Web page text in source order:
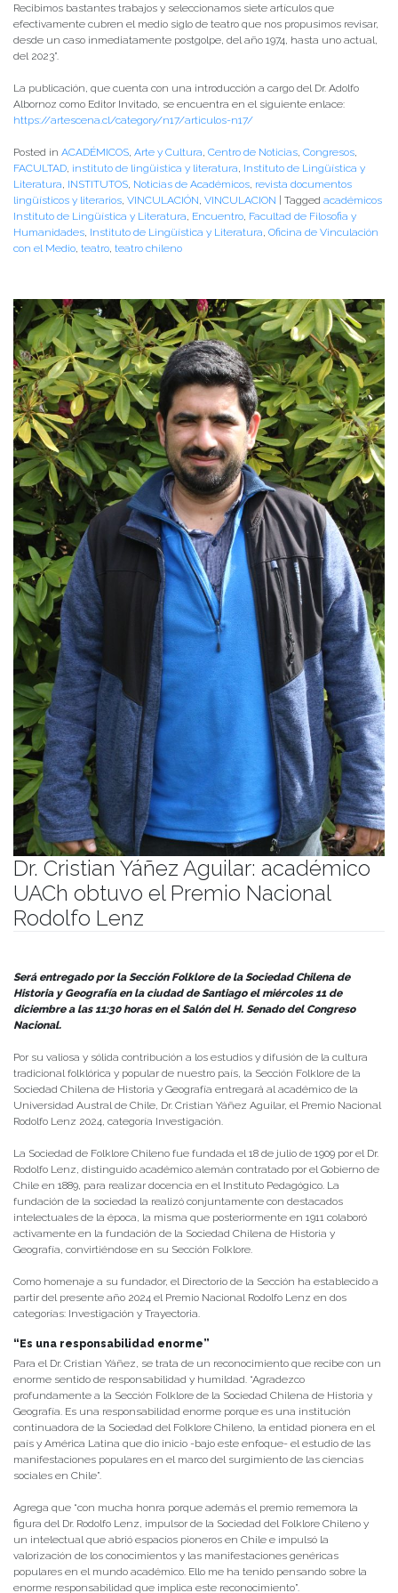
Recibimos bastantes trabajos y seleccionamos siete artículos que
efectivamente cubren el medio siglo de teatro que nos propusimos revisar,
desde un caso inmediatamente postgolpe, del año 1974, hasta uno actual,
del 2023”.
La publicación, que cuenta con una introducción a cargo del Dr. Adolfo
Albornoz como Editor Invitado, se encuentra en el siguiente enlace:
https://artescena.cl/category/n17/articulos-n17/
Posted in ACADÉMICOS Arte y Cultura Centro de Noticias Congresos
FACULTAD instituto de lingüistica y literatura Instituto de Lingüística y
Literatura INSTITUTOS Noticias de Académicos revista documentos
lingüísticos y literarios VINCULACIÓN VINCULACION | Tagged académicos
Instituto de Lingüística y Literatura Encuentro Facultad de Filosofia y
Humanidades Instituto de Lingüística y Literatura Oficina de Vinculación
con el Medio teatro teatro chileno
Dr. Cristian Yáñez Aguilar: académico
UACh obtuvo el Premio Nacional
Rodolfo Lenz
Será entregado por la Sección Folklore de la Sociedad Chilena de
Historia y Geografía en la ciudad de Santiago el miércoles 11 de
diciembre a las 11:30 horas en el Salón del H. Senado del Congreso
Nacional.
Por su valiosa y sólida contribución a los estudios y difusión de la cultura
tradicional folklórica y popular de nuestro país, la Sección Folklore de la
Sociedad Chilena de Historia y Geografía entregará al académico de la
Universidad Austral de Chile, Dr. Cristian Yáñez Aguilar, el Premio Nacional
Rodolfo Lenz 2024, categoría Investigación.
La Sociedad de Folklore Chileno fue fundada el 18 de julio de 1909 por el Dr.
Rodolfo Lenz, distinguido académico alemán contratado por el Gobierno de
Chile en 1889, para realizar docencia en el Instituto Pedagógico. La
fundación de la sociedad la realizó conjuntamente con destacados
intelectuales de la época, la misma que posteriormente en 1911 colaboró
activamente en la fundación de la Sociedad Chilena de Historia y
Geografía, convirtiéndose en su Sección Folklore.
Como homenaje a su fundador, el Directorio de la Sección ha establecido a
partir del presente año 2024 el Premio Nacional Rodolfo Lenz en dos
categorías: Investigación y Trayectoria.
“Es una responsabilidad enorme”
Para el Dr. Cristian Yáñez, se trata de un reconocimiento que recibe con un
enorme sentido de responsabilidad y humildad. “Agradezco
profundamente a la Sección Folklore de la Sociedad Chilena de Historia y
Geografía. Es una responsabilidad enorme porque es una institución
continuadora de la Sociedad del Folklore Chileno, la entidad pionera en el
país y América Latina que dio inicio -bajo este enfoque- el estudio de las
manifestaciones populares en el marco del surgimiento de las ciencias
sociales en Chile”.
Agrega que “con mucha honra porque además el premio rememora la
figura del Dr. Rodolfo Lenz, impulsor de la Sociedad del Folklore Chileno y
un intelectual que abrió espacios pioneros en Chile e impulsó la
valorización de los conocimientos y las manifestaciones genéricas
populares en el mundo académico. Ello me ha tenido pensando sobre la
enorme responsabilidad que implica este reconocimiento”.